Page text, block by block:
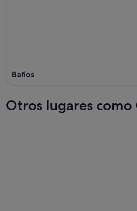
Baños
Otros lugares como